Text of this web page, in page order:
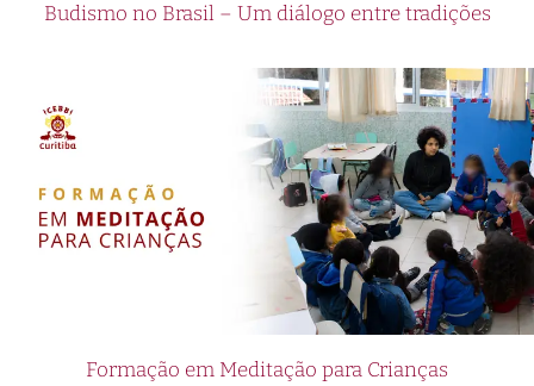
Budismo no Brasil – Um diálogo entre tradições
Formação em Meditação para Crianças